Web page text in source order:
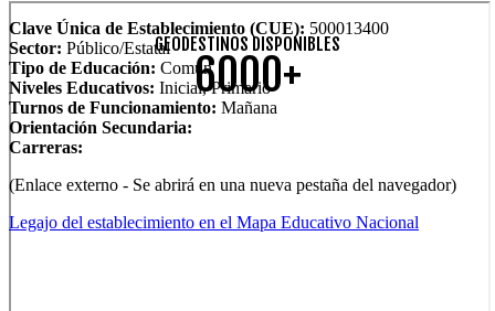
Clave Única de Establecimiento (CUE): 500013400
Sector: Público/Estatal
Tipo de Educación: Común
Niveles Educativos: Inicial, Primario
Turnos de Funcionamiento: Mañana
Orientación Secundaria:
Carreras:
(Enlace externo - Se abrirá en una nueva pestaña del navegador)
Legajo del establecimiento en el Mapa Educativo Nacional
GEODESTINOS DISPONIBLES
6000+